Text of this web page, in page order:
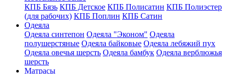
КПБ Бязь КПБ Детское КПБ Полисатин КПБ Полиэстер
(для рабочих) КПБ Поплин КПБ Сатин
Одеяла
Одеяла синтепон Одеяла "Эконом" Одеяла
полушерстяные Одеяла байковые Одеяла лебяжий пух
Одеяла овечья шерсть Одеяла бамбук Одеяла верблюжья
шерсть
Матрасы